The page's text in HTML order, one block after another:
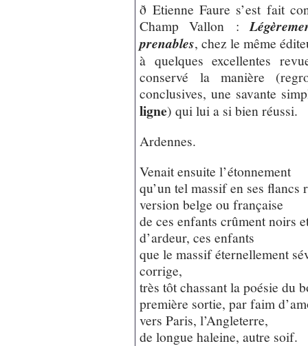
ð Etienne Faure s’est fait
Champ Vallon :
prenables, chez le même
à quelques excellentes
conservé la manière
conclusives, une savante
ligne) qui lui a si bien réussi.
Ardennes.
Venait ensuite l’étonnement
qu’un tel massif en ses flancs
version belge ou française
de ces enfants crûment noirs
d’ardeur, ces enfants
que le massif éternellement
corrige,
très tôt chassant la poésie du
première sortie, par faim
vers Paris, l’Angleterre,
de longue haleine, autre soif.